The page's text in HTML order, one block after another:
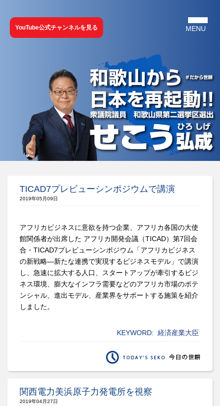
YouTube公式チャンネルを見る
TICAD7プレビューシンポジウムで講演
2019年05月09日
アフリカビジネスに意欲を持つ企業、アフリカ各国の大使
館関係者が出席した アフリカ開発会議（TICAD）第7回会
合・TICAD7プレビューシンポジウム「アフリカビジネス
の新戦略―新たな連携で実現するビジネスモデル」で講演
し、急速に拡大する人口、スタートアップが牽引するビジ
ネス環境、膨大なインフラ需要などのアフリカ市場のポテ
ンシャル、進出モデル、産業界をサポートする施策を紹介
しました。
KEYWORD: 経済産業大臣
関西電力美浜原子力発電所を視察
2019年04月27日